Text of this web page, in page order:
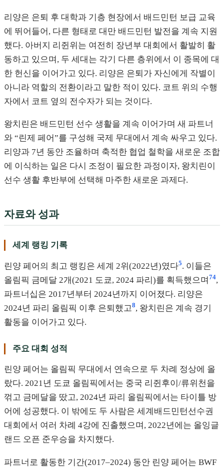
리양은 은퇴 후 대학과 기층 현장에서 배드민턴 보급 교육
에 뛰어들어, 다른 형태로 대만 배드민턴 발전을 계속 지원
했다. 아버지 리쥔위는 여전히 장년부 대회에서 활발히 활
동하고 있으며, 두 세대는 각기 다른 층위에서 이 종목에 대
한 헌신을 이어가고 있다. 리양은 은퇴가 자신에게 작별이
아니라 역할의 전환이라고 말한 적이 있다. 코트 위의 수행
자에서 코트 옆의 전수자가 되는 것이다.
왕치린은 배드민턴 선수 생활을 계속 이어가며 새 파트너
와 “린제 페어”를 구성해 국제 무대에서 계속 싸우고 있다.
리양과 7년 동안 조율하며 축적한 협업 철학을 새로운 조합
에 이식하는 일은 다시 조정이 필요한 과정이자, 왕치린이
선수 생활 후반부에 선택해 마주한 새로운 과제다.
자료와 성과
세계 랭킹 기록
린양 페어의 최고 랭킹은 세계 2위(2022년)였다5. 이들은
올림픽 금메달 2개(2021 도쿄, 2024 파리)를 획득했으며 74,
파트너십은 2017년부터 2024년까지 이어졌다. 리양은
2024년 파리 올림픽 이후 은퇴했고8, 왕치린은 계속 경기
활동을 이어가고 있다.
주요 대회 성적
린양 페어는 올림픽 무대에서 연속으로 두 차례 정상에 올
랐다. 2021년 도쿄 올림픽에서는 중국 리쥔후이/류위천을
꺾고 금메달을 땄고, 2024년 파리 올림픽에서는 타이틀 방
어에 성공했다. 이 밖에도 두 사람은 세계배드민턴선수권
대회에서 여러 차례 4강에 진출했으며, 2022년에는 올잉글
랜드 오픈 준우승을 차지했다.
파트너로 활동한 기간(2017–2024) 동안 린양 페어는 BWF